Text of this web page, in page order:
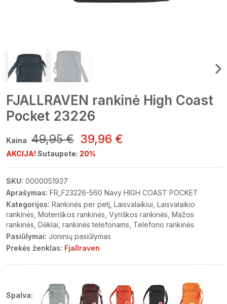
FJALLRAVEN rankinė High Coast
Pocket 23226
Kaina 49,95 € 39,96 €
AKCIJA! Sutaupote: 20%
SKU: 0000051937
Aprašymas: FR_F23226-560 Navy HIGH COAST POCKET
Kategorijos: Rankinės per petį Laisvalaikiui Laisvalaikio
rankinės Moteriškos rankinės Vyriškos rankinės Mažos
rankinės Dėklai, rankinės telefonams Telefono rankinės
Pasiūlymai: Joninių pasiūlymas
Prekės ženklas: Fjallraven
Spalva: